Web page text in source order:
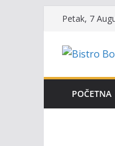
content
Petak, 7
POČETNA